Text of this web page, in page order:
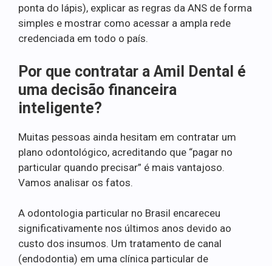
ponta do lápis), explicar as regras da ANS de forma
simples e mostrar como acessar a ampla rede
credenciada em todo o país.
Por que contratar a Amil Dental é
uma decisão financeira
inteligente?
Muitas pessoas ainda hesitam em contratar um
plano odontológico, acreditando que “pagar no
particular quando precisar” é mais vantajoso.
Vamos analisar os fatos.
A odontologia particular no Brasil encareceu
significativamente nos últimos anos devido ao
custo dos insumos. Um tratamento de canal
(endodontia) em uma clínica particular de